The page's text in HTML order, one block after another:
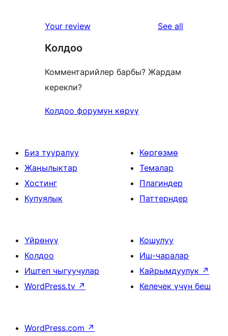
Your review See all
Колдоо
Комментарийлер барбы? Жардам
керекпи?
Колдоо форумун көрүү
Биз тууралуу
Жаңылыктар
Хостинг
Купуялык
Көргөзмө
Темалар
Плагиндер
Паттерндер
Үйрөнүү
Колдоо
Иштеп чыгуучулар
WordPress.tv ↗
Кошулуу
Иш-чаралар
Кайрымдуулук ↗
Келечек үчүн беш
WordPress.com ↗